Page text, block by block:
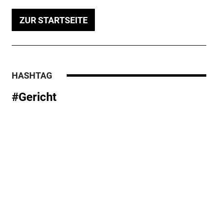
ZUR STARTSEITE
HASHTAG
#Gericht